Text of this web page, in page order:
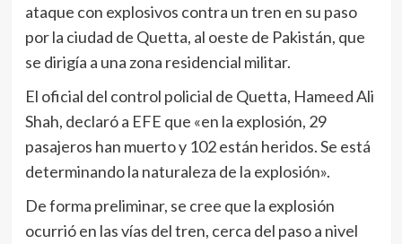
ataque con explosivos contra un tren en su paso
por la ciudad de Quetta, al oeste de Pakistán, que
se dirigía a una zona residencial militar.
El oficial del control policial de Quetta, Hameed Ali
Shah, declaró a EFE que «en la explosión, 29
pasajeros han muerto y 102 están heridos. Se está
determinando la naturaleza de la explosión».
De forma preliminar, se cree que la explosión
ocurrió en las vías del tren, cerca del paso a nivel